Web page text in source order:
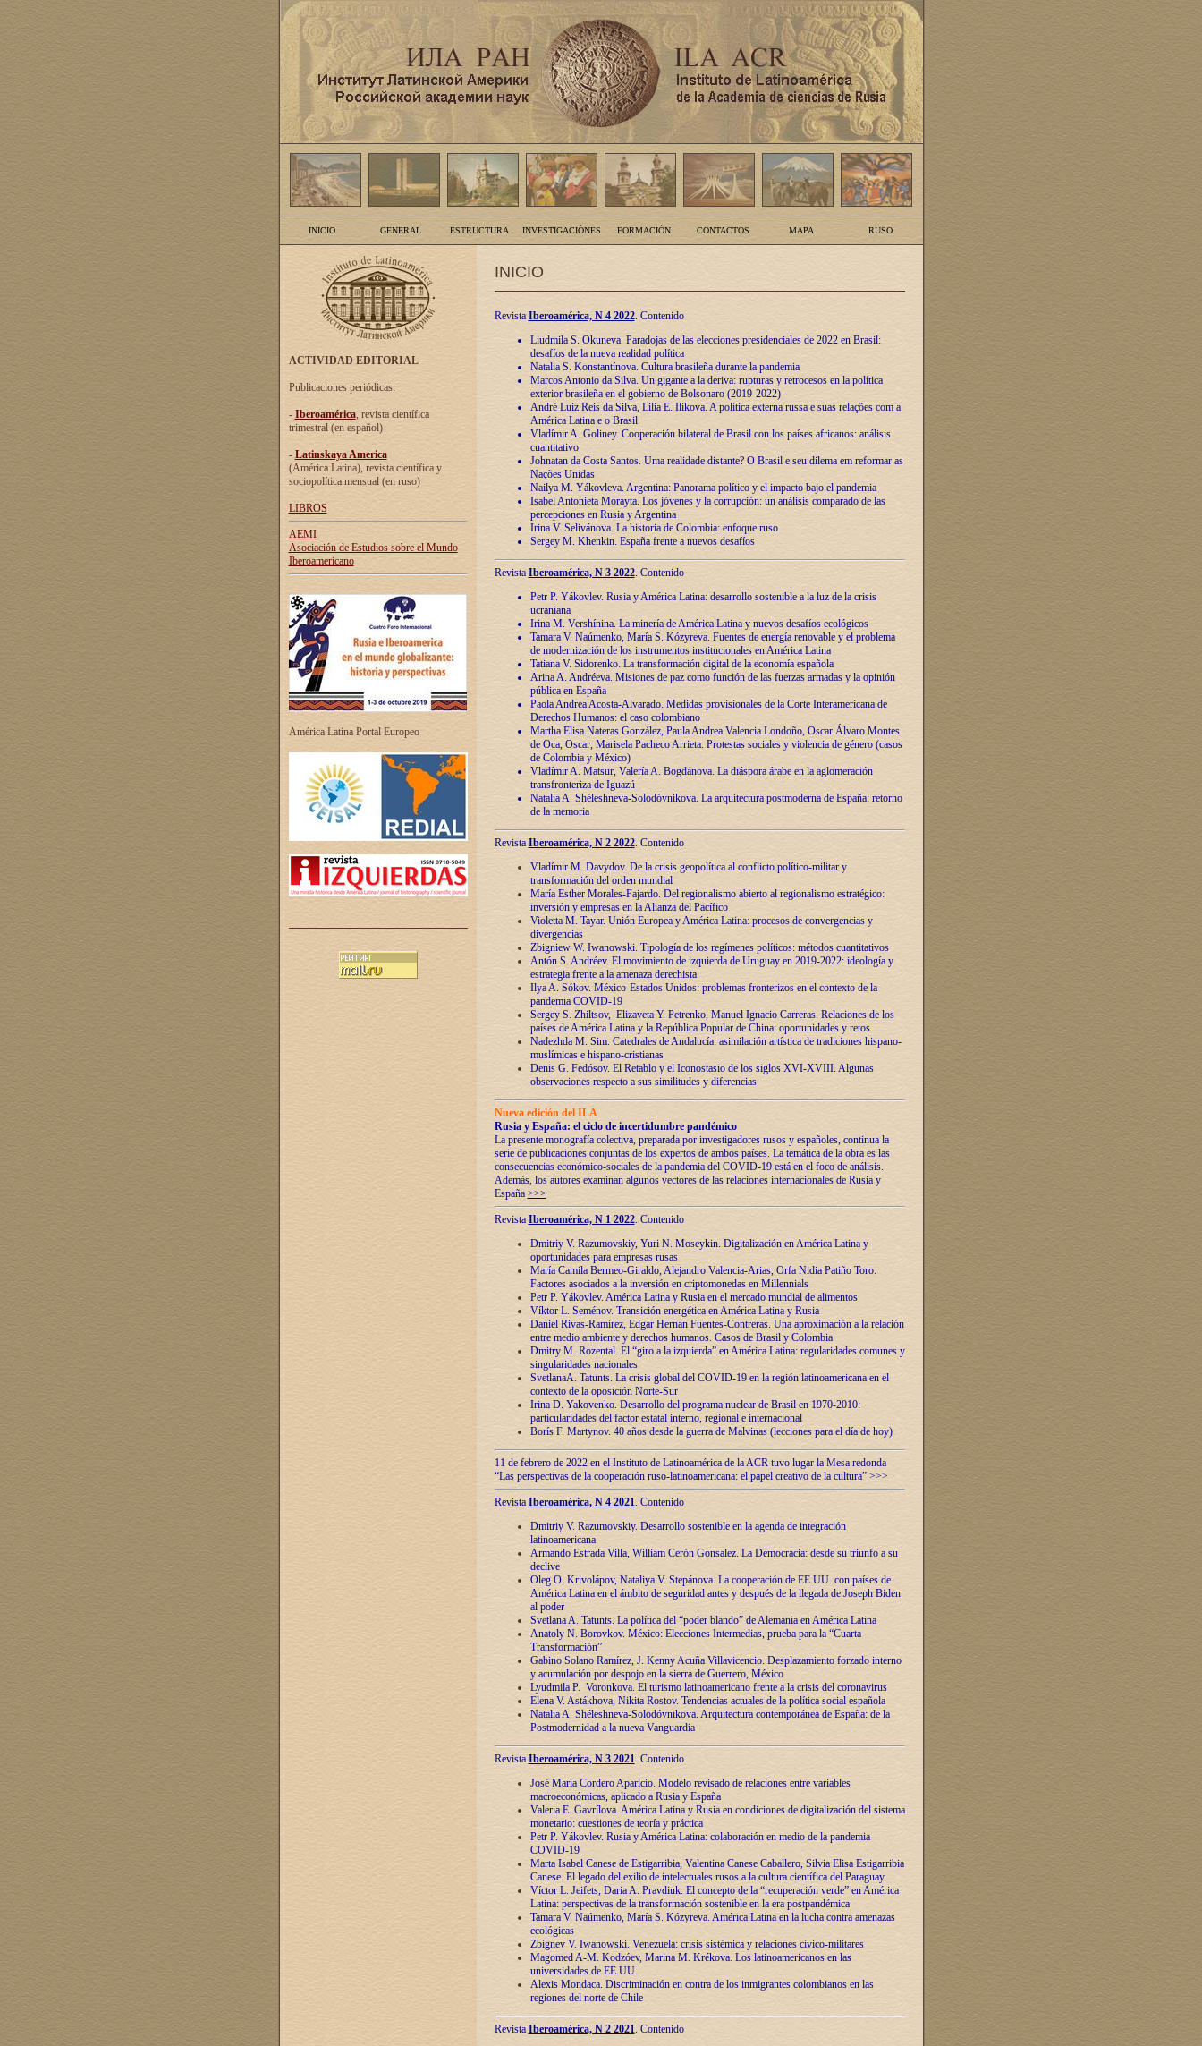
INICIO GENERAL ESTRUCTURA INVESTIGACIÓNES FORMACIÓN CONTACTOS MAPA RUSO
ACTIVIDAD EDITORIAL
Publicaciones periódicas:
- Iberoamérica, revista científica
trimestral (en español)
- Latinskaya America
(América Latina), revista científica y
sociopolítica mensual (en ruso)
LIBROS
AEMI
Asociación de Estudios sobre el Mundo
Iberoamericano
América Latina Portal Europeo
INICIO
Revista Iberoamérica, N 4 2022. Contenido
Liudmila S. Okuneva. Paradojas de las elecciones presidenciales de 2022 en Brasil:
desafíos de la nueva realidad política
Natalia S. Konstantínova. Cultura brasileña durante la pandemia
Marcos Antonio da Silva. Un gigante a la deriva: rupturas y retrocesos en la política
exterior brasileña en el gobierno de Bolsonaro (2019-2022)
André Luiz Reis da Silva, Lilia E. Ilikova. A política externa russa e suas relações com a
América Latina e o Brasil
Vladímir A. Goliney. Cooperación bilateral de Brasil con los países africanos: análisis
cuantitativo
Johnatan da Costa Santos. Uma realidade distante? O Brasil e seu dilema em reformar as
Nações Unidas
Nailya M. Yákovleva. Argentina: Panorama político y el impacto bajo el pandemia
Isabel Antonieta Morayta. Los jóvenes y la corrupción: un análisis comparado de las
percepciones en Rusia y Argentina
Irina V. Selivánova. La historia de Colombia: enfoque ruso
Sergey M. Khenkin. España frente a nuevos desafíos
Revista Iberoamérica, N 3 2022. Contenido
Petr P. Yákovlev. Rusia y América Latina: desarrollo sostenible a la luz de la crisis
ucraniana
Irina M. Vershínina. La minería de América Latina y nuevos desafíos ecológicos
Tamara V. Naúmenko, María S. Kózyreva. Fuentes de energía renovable y el problema
de modernización de los instrumentos institucionales en América Latina
Tatiana V. Sidorenko. La transformación digital de la economía española
Arina A. Andréeva. Misiones de paz como función de las fuerzas armadas y la opinión
pública en España
Paola Andrea Acosta-Alvarado. Medidas provisionales de la Corte Interamericana de
Derechos Humanos: el caso colombiano
Martha Elisa Nateras González, Paula Andrea Valencia Londoño, Oscar Álvaro Montes
de Oca, Oscar, Marisela Pacheco Arrieta. Protestas sociales y violencia de género (casos
de Colombia y México)
Vladímir A. Matsur, Valería A. Bogdánova. La diáspora árabe en la aglomeración
transfronteriza de Iguazú
Natalia A. Shéleshneva-Solodóvnikova. La arquitectura postmoderna de España: retorno
de la memoria
Revista Iberoamérica, N 2 2022. Contenido
Vladímir M. Davydov. De la crisis geopolítica al conflicto político-militar y
transformación del orden mundial
María Esther Morales-Fajardo. Del regionalismo abierto al regionalismo estratégico:
inversión y empresas en la Alianza del Pacífico
Violetta M. Tayar. Unión Europea y América Latina: procesos de convergencias y
divergencias
Zbigniew W. Iwanowski. Tipología de los regímenes políticos: métodos cuantitativos
Antón S. Andréev. El movimiento de izquierda de Uruguay en 2019-2022: ideología y
estrategia frente a la amenaza derechista
Ilya A. Sókov. México-Estados Unidos: problemas fronterizos en el contexto de la
pandemia COVID-19
Sergey S. Zhiltsov, Elizaveta Y. Petrenko, Manuel Ignacio Carreras. Relaciones de los
países de América Latina y la República Popular de China: oportunidades y retos
Nadezhda M. Sim. Catedrales de Andalucía: asimilación artística de tradiciones hispano-
muslímicas e hispano-cristianas
Denis G. Fedósov. El Retablo y el Iconostasio de los siglos XVI-XVIII. Algunas
observaciones respecto a sus similitudes y diferencias
Nueva edición del ILA
Rusia y España: el ciclo de incertidumbre pandémico
La presente monografía colectiva, preparada por investigadores rusos y españoles, continua la
serie de publicaciones conjuntas de los expertos de ambos países. La temática de la obra es las
consecuencias económico-sociales de la pandemia del COVID-19 está en el foco de análisis.
Además, los autores examinan algunos vectores de las relaciones internacionales de Rusia y
España >>>
Revista Iberoamérica, N 1 2022. Contenido
Dmitriy V. Razumovskiy, Yuri N. Moseykin. Digitalización en América Latina y
oportunidades para empresas rusas
María Camila Bermeo-Giraldo, Alejandro Valencia-Arias, Orfa Nidia Patiño Toro.
Factores asociados a la inversión en criptomonedas en Millennials
Petr P. Yákovlev. América Latina y Rusia en el mercado mundial de alimentos
Víktor L. Seménov. Transición energética en América Latina y Rusia
Daniel Rivas-Ramírez, Edgar Hernan Fuentes-Contreras. Una aproximación a la relación
entre medio ambiente y derechos humanos. Casos de Brasil y Colombia
Dmitry M. Rozental. El “giro a la izquierda” en América Latina: regularidades comunes y
singularidades nacionales
SvetlanaA. Tatunts. La crisis global del COVID-19 en la región latinoamericana en el
contexto de la oposición Norte-Sur
Irina D. Yakovenko. Desarrollo del programa nuclear de Brasil en 1970-2010:
particularidades del factor estatal interno, regional e internacional
Borís F. Martynov. 40 años desde la guerra de Malvinas (lecciones para el día de hoy)
11 de febrero de 2022 en el Instituto de Latinoamérica de la ACR tuvo lugar la Mesa redonda
“Las perspectivas de la cooperación ruso-latinoamericana: el papel creativo de la cultura” >>>
Revista Iberoamérica, N 4 2021. Contenido
Dmitriy V. Razumovskiy. Desarrollo sostenible en la agenda de integración
latinoamericana
Armando Estrada Villa, William Cerón Gonsalez. La Democracia: desde su triunfo a su
declive
Oleg O. Krivolápov, Nataliya V. Stepánova. La cooperación de EE.UU. con países de
América Latina en el ámbito de seguridad antes y después de la llegada de Joseph Biden
al poder
Svetlana A. Tatunts. La política del “poder blando” de Alemania en América Latina
Anatoly N. Borovkov. México: Elecciones Intermedias, prueba para la “Cuarta
Transformación”
Gabino Solano Ramírez, J. Kenny Acuña Villavicencio. Desplazamiento forzado interno
y acumulación por despojo en la sierra de Guerrero, México
Lyudmila P. Voronkova. El turismo latinoamericano frente a la crisis del coronavirus
Elena V. Astákhova, Nikita Rostov. Tendencias actuales de la política social española
Natalia A. Shéleshneva-Solodóvnikova. Arquitectura contemporánea de España: de la
Postmodernidad a la nueva Vanguardia
Revista Iberoamérica, N 3 2021. Contenido
José María Cordero Aparicio. Modelo revisado de relaciones entre variables
macroeconómicas, aplicado a Rusia y España
Valeria E. Gavrílova. América Latina y Rusia en condiciones de digitalización del sistema
monetario: cuestiones de teoría y práctica
Petr P. Yákovlev. Rusia y América Latina: colaboración en medio de la pandemia
COVID-19
Marta Isabel Canese de Estigarribia, Valentina Canese Caballero, Silvia Elisa Estigarribia
Canese. El legado del exilio de intelectuales rusos a la cultura científica del Paraguay
Víctor L. Jeifets, Daria A. Pravdiuk. El concepto de la “recuperación verde” en América
Latina: perspectivas de la transformación sostenible en la era postpandémica
Tamara V. Naúmenko, María S. Kózyreva. América Latina en la lucha contra amenazas
ecológicas
Zbígnev V. Iwanowski. Venezuela: crisis sistémica y relaciones cívico-militares
Magomed A-M. Kodzóev, Marina M. Krékova. Los latinoamericanos en las
universidades de EE.UU.
Alexis Mondaca. Discriminación en contra de los inmigrantes colombianos en las
regiones del norte de Chile
RevistaIberoamérica, N 2 2021. Contenido